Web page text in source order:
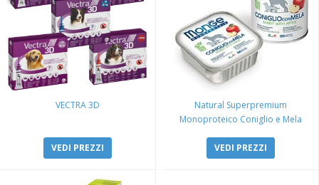
VECTRA 3D
VEDI PREZZI
Natural Superpremium
Monoproteico Coniglio e Mela
VEDI PREZZI